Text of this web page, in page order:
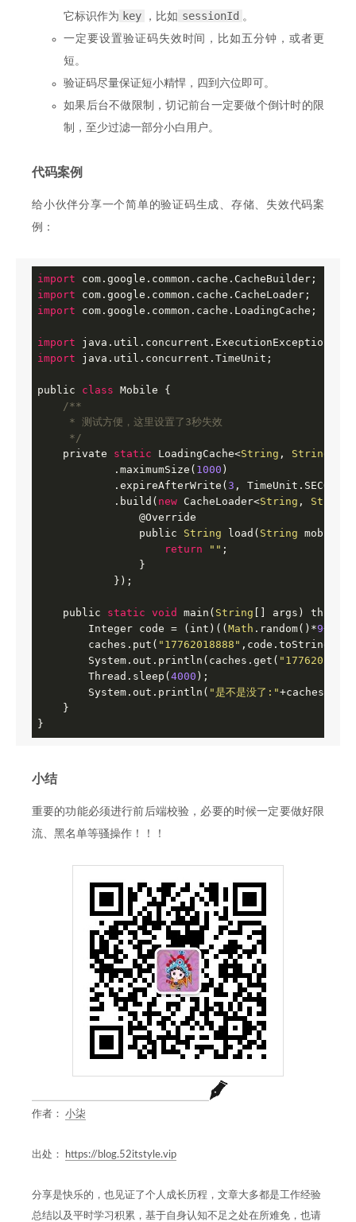
它标识作为 key ，比如 sessionId 。
一定要设置验证码失效时间，比如五分钟，或者更
短。
验证码尽量保证短小精悍，四到六位即可。
如果后台不做限制，切记前台一定要做个倒计时的限
制，至少过滤一部分小白用户。
代码案例
给小伙伴分享一个简单的验证码生成、存储、失效代码案
例：
import
import
import com.google.common.cache.LoadingCache;
import
import java.util.concurrent.TimeUnit;
public class Mobile
{
/**
     * 测试方便，这里设置了3秒失效
     */
    private
static LoadingCache<String , String
            .maximumSize(
1000 )
            .expireAfterWrite(
3 , TimeUnit.SECONDS)
            .build(
new CacheLoader<String , String
                @Override
                public
String load( String mobile)
return
"" ;
                }
            });
    public
static void main( String [] args) throws
        Integer code = (int)((
Math .random()*9+
        caches.put(
"17762018888" ,code.toString());
        System.out.println(caches.get(
        Thread.sleep(
4000 );
        System.out.println(
"是不是没了:"+caches.get(
    }
}
小结
重要的功能必须进行前后端校验，必要的时候一定要做好限
流、黑名单等骚操作！！！
作者： 小柒
出处： https://blog.52itstyle.vip
分享是快乐的，也见证了个人成长历程，文章大多都是工作经验
总结以及平时学习积累，基于自身认知不足之处在所难免，也请